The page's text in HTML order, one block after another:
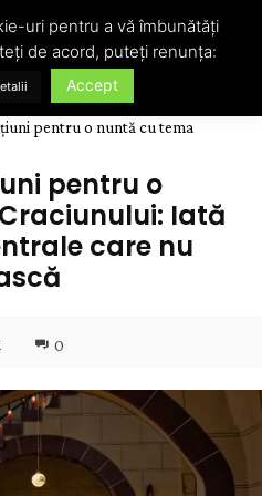
pentru o nuntă cu tema
pentru o
Iată
care nu
0
uri pentru a vă îmbunătăți
de acord, puteți renunța:
Accept